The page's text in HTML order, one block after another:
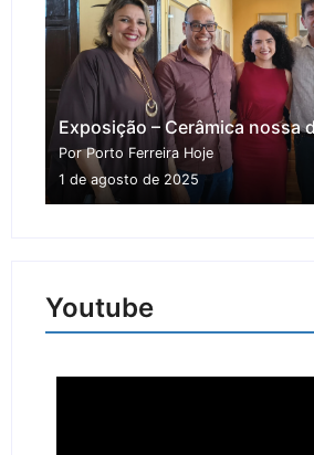
Exposição – Cerâmica nossa
Por Porto Ferreira Hoje
1 de agosto de 2025
Youtube